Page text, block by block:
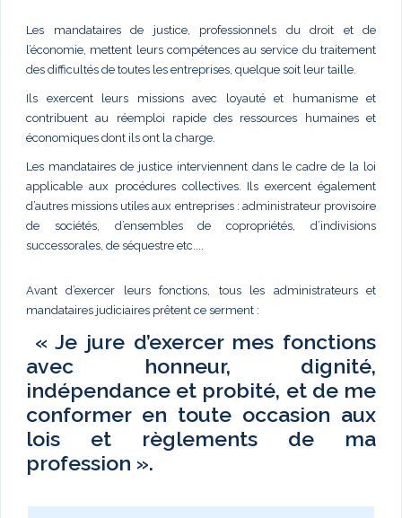
Les mandataires de justice, professionnels du droit et de
l’économie, mettent leurs compétences au service du traitement
des difficultés de toutes les entreprises, quelque soit leur taille.
Ils exercent leurs missions avec loyauté et humanisme et
contribuent au réemploi rapide des ressources humaines et
économiques dont ils ont la charge.
Les mandataires de justice interviennent dans le cadre de la loi
applicable aux procédures collectives. Ils exercent également
d’autres missions utiles aux entreprises : administrateur provisoire
de sociétés, d’ensembles de copropriétés, d’indivisions
successorales, de séquestre etc....
Avant d’exercer leurs fonctions, tous les administrateurs et
mandataires judiciaires prêtent ce serment :
« Je jure d’exercer mes fonctions
avec honneur, dignité,
indépendance et probité, et de me
conformer en toute occasion aux
lois et règlements de ma
profession ».